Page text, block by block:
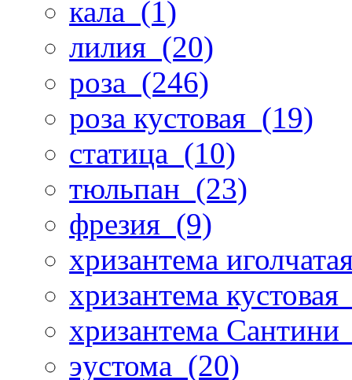
кала (1)
лилия (20)
роза (246)
роза кустовая (19)
статица (10)
тюльпан (23)
фрезия (9)
хризантема
хризантема кустовая
хризантема Сантини
эустома (20)